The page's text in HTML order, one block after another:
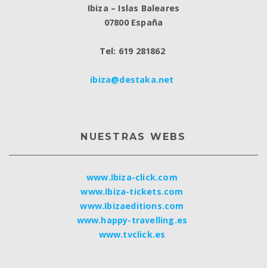
Ibiza – Islas Baleares
07800 España
Tel: 619 281862
ibiza@destaka.net
NUESTRAS WEBS
www.Ibiza-click.com
www.Ibiza-tickets.com
www.Ibizaeditions.com
www.happy-travelling.es
www.tvclick.es